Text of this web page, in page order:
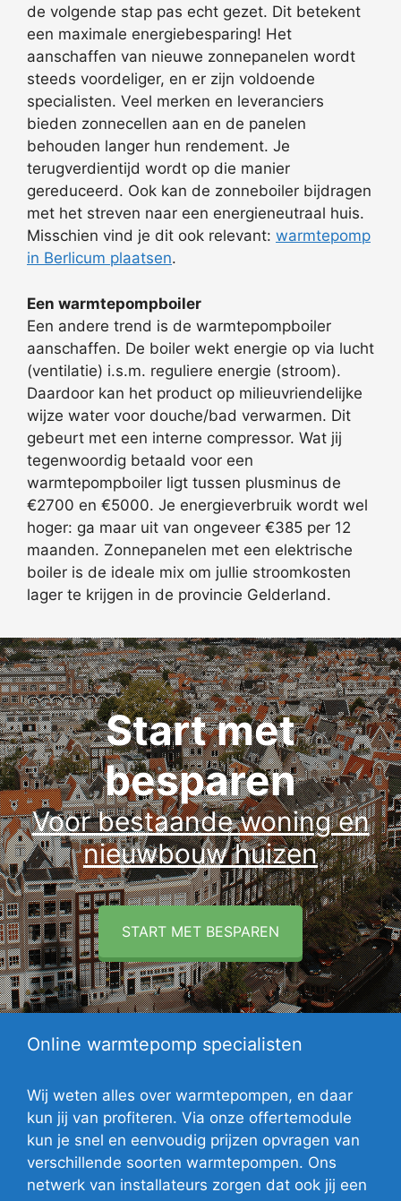
de volgende stap pas echt gezet. Dit betekent
een maximale energiebesparing! Het
aanschaffen van nieuwe zonnepanelen wordt
steeds voordeliger, en er zijn voldoende
specialisten. Veel merken en leveranciers
bieden zonnecellen aan en de panelen
behouden langer hun rendement. Je
terugverdientijd wordt op die manier
gereduceerd. Ook kan de zonneboiler bijdragen
met het streven naar een energieneutraal huis.
Misschien vind je dit ook relevant: warmtepomp
in Berlicum plaatsen.
Een warmtepompboiler
Een andere trend is de warmtepompboiler
aanschaffen. De boiler wekt energie op via lucht
(ventilatie) i.s.m. reguliere energie (stroom).
Daardoor kan het product op milieuvriendelijke
wijze water voor douche/bad verwarmen. Dit
gebeurt met een interne compressor. Wat jij
tegenwoordig betaald voor een
warmtepompboiler ligt tussen plusminus de
€2700 en €5000. Je energieverbruik wordt wel
hoger: ga maar uit van ongeveer €385 per 12
maanden. Zonnepanelen met een elektrische
boiler is de ideale mix om jullie stroomkosten
lager te krijgen in de provincie Gelderland.
Start met
besparen
Voor bestaande woning en
nieuwbouw huizen
START MET BESPAREN
Online warmtepomp specialisten
Wij weten alles over warmtepompen, en daar
kun jij van profiteren. Via onze offertemodule
kun je snel en eenvoudig prijzen opvragen van
verschillende soorten warmtepompen. Ons
netwerk van installateurs zorgen dat ook jij een